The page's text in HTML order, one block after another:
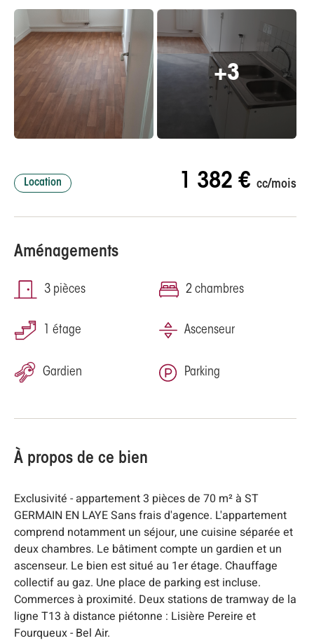
+3
Location 1 382 €cc/mois
Aménagements
3 pièces 2 chambres
1 étage Ascenseur
Gardien Parking
À propos de ce bien
Exclusivité - appartement 3 pièces de 70 m² à ST
GERMAIN EN LAYE Sans frais d'agence. L'appartement
comprend notamment un séjour, une cuisine séparée et
deux chambres. Le bâtiment compte un gardien et un
ascenseur. Le bien est situé au 1er étage. Chauffage
collectif au gaz. Une place de parking est incluse.
Commerces à proximité. Deux stations de tramway de la
ligne T13 à distance piétonne : Lisière Pereire et
Fourqueux - Bel Air.